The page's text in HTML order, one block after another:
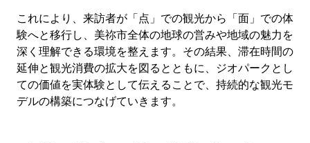
これにより、来訪者が「点」での観光から「面」での体
験へと移行し、美祢市全体の地球の営みや地域の魅力を
深く理解できる環境を整えます。その結果、滞在時間の
延伸と観光消費の拡大を図るとともに、ジオパークとし
ての価値を実体験として伝えることで、持続的な観光モ
デルの構築につなげていきます。